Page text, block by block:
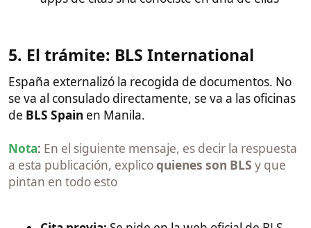
Seguro Médico: Obligatorio. Debe cubrir
30.000 €, repatriación y ser válido en todo el
espacio Schengen. (Recomendable contratarlo
con compañías reconocidas como AXA, Mapfre
o similares que tengan devolución si deniegan
Vuelos:Presentarreservade ida y vuelta.
Nunca compres el billete real
visado en mano. Las agencias de viaje en